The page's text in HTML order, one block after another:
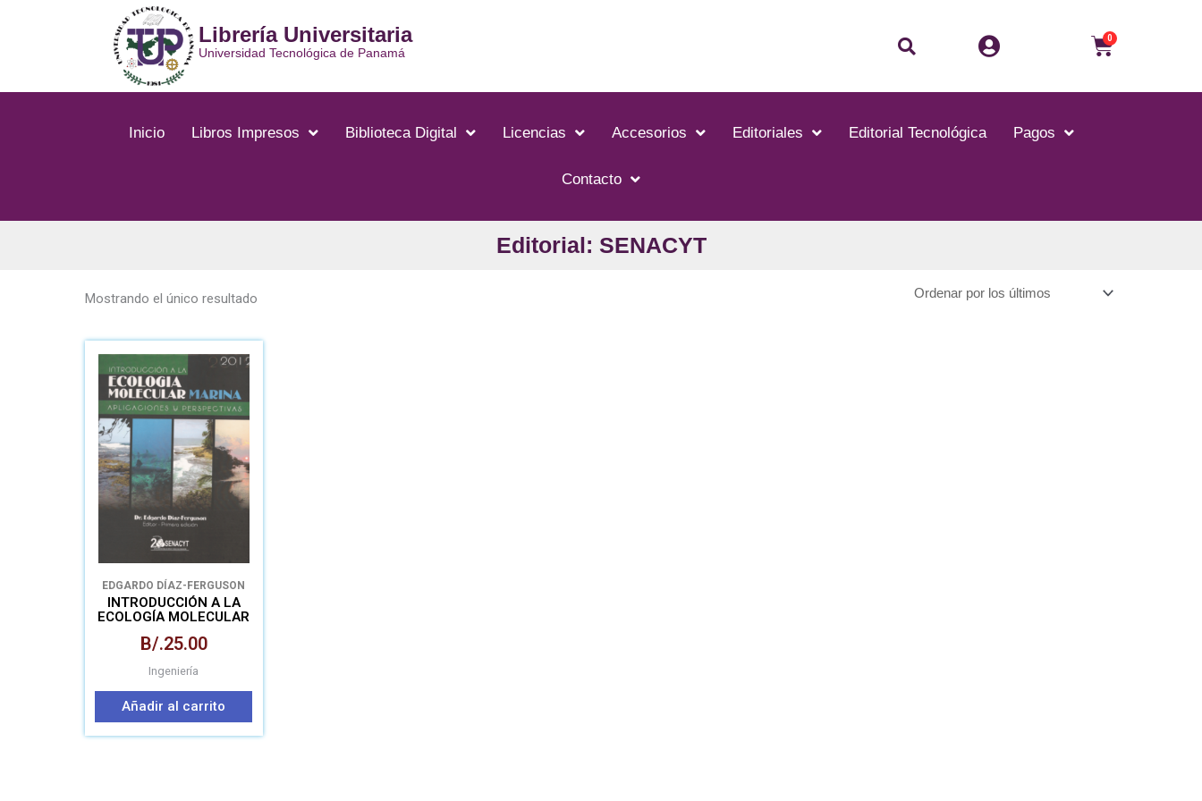
Librería Universitaria
Universidad Tecnológica de Panamá Buscar 0Carrito
Inicio Libros Impresos Biblioteca Digital Licencias Accesorios Editoriales Editorial Tecnológica Pagos
Contacto
Editorial: SENACYT
Mostrando el único resultado
EDGARDO DÍAZ-FERGUSON
INTRODUCCIÓN A LA
ECOLOGÍA MOLECULAR
APLICACIONES Y
B/.25.00
Ingeniería
Añadir al carrito